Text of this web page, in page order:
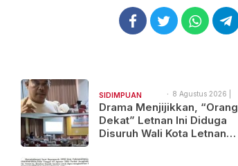
SIDIMPUAN
NAJEGES
8 Agustus 2026 |
06:18
Drama Menjijikkan, “Orang
Dekat” Letnan Ini Diduga
Disuruh Wali Kota Letnan